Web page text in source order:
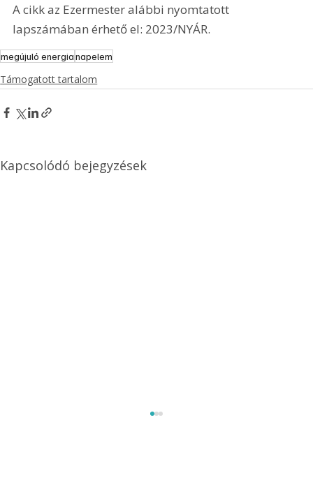
A cikk az Ezermester alábbi nyomtatott
lapszámában érhető el: 2023/NYÁR.
megújuló energianapelem
Támogatott tartalom
Kapcsolódó bejegyzések